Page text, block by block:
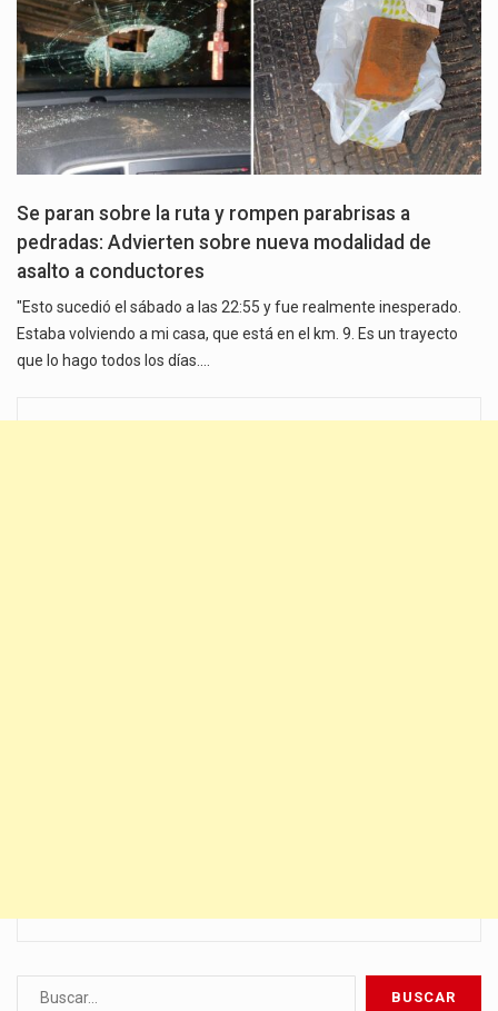
Se paran sobre la ruta y rompen parabrisas a
pedradas: Advierten sobre nueva modalidad de
asalto a conductores
"Esto sucedió el sábado a las 22:55 y fue realmente inesperado.
Estaba volviendo a mi casa, que está en el km. 9. Es un trayecto
que lo hago todos los días.…